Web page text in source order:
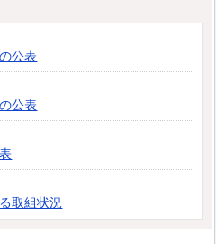
公表
公表
取組状況